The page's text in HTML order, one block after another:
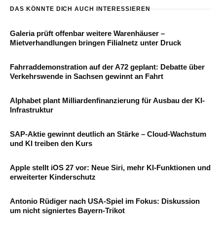
DAS KÖNNTE DICH AUCH INTERESSIEREN
Galeria prüft offenbar weitere Warenhäuser –
Mietverhandlungen bringen Filialnetz unter Druck
Fahrraddemonstration auf der A72 geplant: Debatte über
Verkehrswende in Sachsen gewinnt an Fahrt
Alphabet plant Milliardenfinanzierung für Ausbau der KI-
Infrastruktur
SAP-Aktie gewinnt deutlich an Stärke – Cloud-Wachstum
und KI treiben den Kurs
Apple stellt iOS 27 vor: Neue Siri, mehr KI-Funktionen und
erweiterter Kinderschutz
Antonio Rüdiger nach USA-Spiel im Fokus: Diskussion
um nicht signiertes Bayern-Trikot